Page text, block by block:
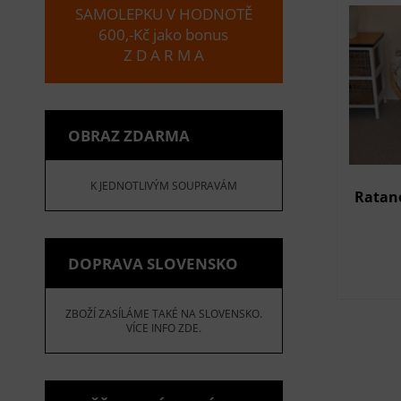
SAMOLEPKU V HODNOTĚ
600,-Kč jako bonus
Z D A R M A
OBRAZ ZDARMA
K JEDNOTLIVÝM SOUPRAVÁM
DOPRAVA SLOVENSKO
ZBOŽÍ ZASÍLÁME TAKÉ NA SLOVENSKO.
VÍCE INFO ZDE.